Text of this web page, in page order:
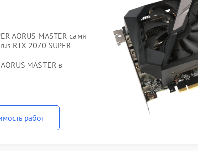
AORUS MASTER сами
RTX 2070 SUPER
MASTER в
работ